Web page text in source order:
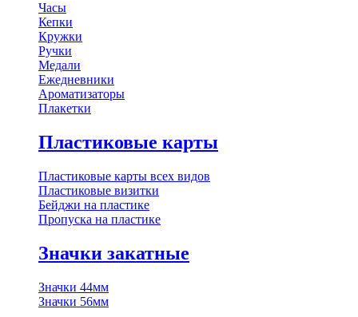
Часы
Кепки
Кружки
Ручки
Медали
Ежедневники
Ароматизаторы
Плакетки
Пластиковые карты
Пластиковые карты всех видов
Пластиковые визитки
Бейджи на пластике
Пропуска на пластике
Значки закатные
Значки 44мм
Значки 56мм